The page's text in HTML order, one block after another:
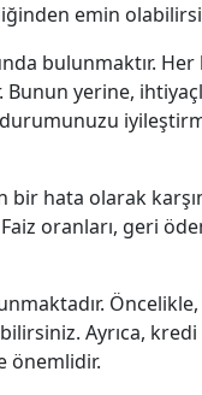
emin
bulunmaktır.
yerine,
hata olarak
oranları, geri
Öncelikle,
Ayrıca,
önemlidir.